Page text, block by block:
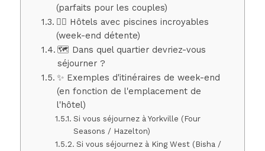
(parfaits pour les couples)
🏊‍♀️ Hôtels avec piscines incroyables
(week-end détente)
🗺️ Dans quel quartier devriez-vous
séjourner ?
✨ Exemples d'itinéraires de week-end
(en fonction de l'emplacement de
l'hôtel)
Si vous séjournez à Yorkville (Four
Seasons / Hazelton)
Si vous séjournez à King West (Bisha /